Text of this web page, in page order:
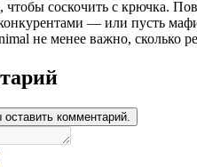
чтобы соскочить с крючка.
— или пусть
не менее важно, сколько
комментарий.